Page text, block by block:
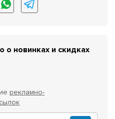
новинках и скидках
рекламно-